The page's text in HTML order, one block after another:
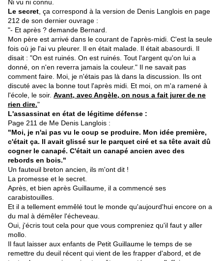
Ni vu ni connu.
Le secret , ça correspond à la version de Denis Langlois en page
212 de son dernier ouvrage :
"- Et après ? demande Bernard.
Mon père est arrivé dans le courant de l'après-midi. C'est la seule
fois où je l'ai vu pleurer. Il en était malade. Il était abasourdi. Il
disait : "On est ruinés. On est ruinés. Tout l'argent qu'on lui a
donné, on n'en reverra jamais la couleur." Il ne savait pas
comment faire. Moi, je n'étais pas là dans la discussion. Ils ont
discuté avec la bonne tout l'après midi. Et moi, on m'a ramené à
l'école, le soir. Avant, avec Angèle, on nous a fait jurer de ne
rien dire."
L'assassinat en état de légitime défense :
Page 211 de Me Denis Langlois :
"Moi, je n'ai pas vu le coup se produire. Mon idée première,
c'était ça. Il avait glissé sur le parquet ciré et sa tête avait dû
cogner le canapé. C'était un canapé ancien avec des
rebords en bois."
Un fauteuil breton ancien, ils m'ont dit !
La promesse et le secret.
Après, et bien après Guillaume, il a commencé ses
carabistouilles.
Et il a tellement emmêlé tout le monde qu'aujourd'hui encore on a
du mal à démêler l'écheveau.
Oui, j'écris tout cela pour que vous compreniez qu'il faut y aller
mollo.
Il faut laisser aux enfants de Petit Guillaume le temps de se
remettre du deuil récent qui vient de les frapper d'abord, et de